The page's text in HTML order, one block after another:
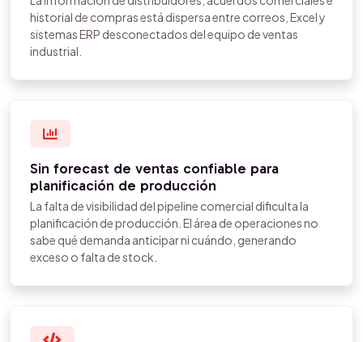
historial de compras está dispersa entre correos, Excel y
sistemas ERP desconectados del equipo de ventas
industrial.
Sin forecast de ventas confiable para
planificación de producción
La falta de visibilidad del pipeline comercial dificulta la
planificación de producción. El área de operaciones no
sabe qué demanda anticipar ni cuándo, generando
exceso o falta de stock.